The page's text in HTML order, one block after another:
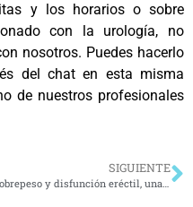
y los horarios o sobre
con la urología, no
nosotros. Puedes hacerlo
del chat en esta misma
de nuestros profesionales
SIGUIENTE
Sobrepeso y disfunción eréctil, una realidad que cada vez afecta a más mexicanos